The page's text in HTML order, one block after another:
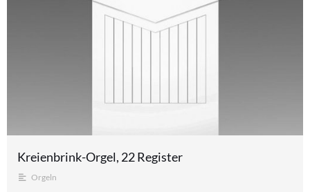
Kreienbrink-Orgel, 22 Register
Orgeln